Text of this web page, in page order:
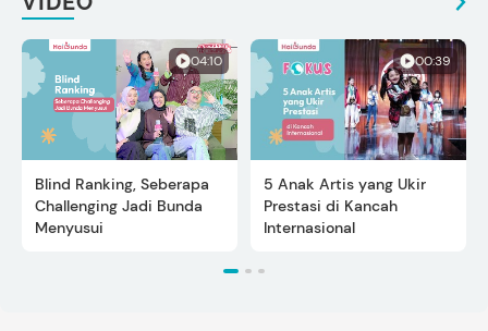
04:10
Blind Ranking, Seberapa
Challenging Jadi Bunda
Menyusui
00:39
5 Anak Artis yang Ukir
Prestasi di Kancah
Internasional